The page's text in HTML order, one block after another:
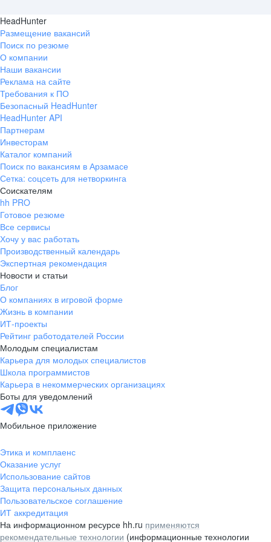
HeadHunter
Размещение вакансий
Поиск по резюме
О компании
Наши вакансии
Реклама на сайте
Требования к ПО
Безопасный HeadHunter
HeadHunter API
Партнерам
Инвесторам
Каталог компаний
Поиск по вакансиям в Арзамасе
Сетка: соцсеть для нетворкинга
Соискателям
hh PRO
Готовое резюме
Все сервисы
Хочу у вас работать
Производственный календарь
Экспертная рекомендация
Новости и статьи
Блог
О компаниях в игровой форме
Жизнь в компании
ИТ-проекты
Рейтинг работодателей России
Молодым специалистам
Карьера для молодых специалистов
Школа программистов
Карьера в некоммерческих организациях
Боты для уведомлений
Мобильное приложение
Этика и комплаенс
Оказание услуг
Использование сайтов
Защита персональных данных
Пользовательское соглашение
ИТ аккредитация
На информационном ресурсе hh.ru применяются
рекомендательные технологии (информационные технологии